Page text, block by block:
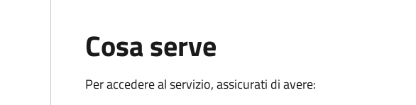
Cosa serve
Per accedere al servizio, assicurati di avere: